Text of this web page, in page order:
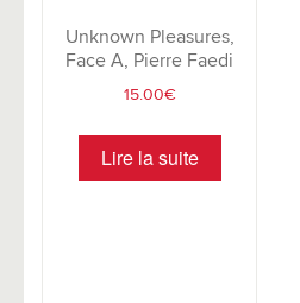
Unknown Pleasures,
Face A, Pierre Faedi
15.00€
Lire la suite